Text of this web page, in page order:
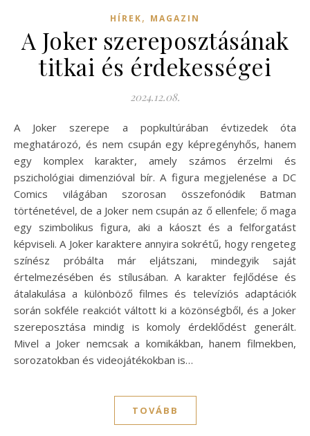
HÍREK, MAGAZIN
A Joker szereposztásának
titkai és érdekességei
2024.12.08.
A Joker szerepe a popkultúrában évtizedek óta
meghatározó, és nem csupán egy képregényhős, hanem
egy komplex karakter, amely számos érzelmi és
pszichológiai dimenzióval bír. A figura megjelenése a DC
Comics világában szorosan összefonódik Batman
történetével, de a Joker nem csupán az ő ellenfele; ő maga
egy szimbolikus figura, aki a káoszt és a felforgatást
képviseli. A Joker karaktere annyira sokrétű, hogy rengeteg
színész próbálta már eljátszani, mindegyik saját
értelmezésében és stílusában. A karakter fejlődése és
átalakulása a különböző filmes és televíziós adaptációk
során sokféle reakciót váltott ki a közönségből, és a Joker
szereposztása mindig is komoly érdeklődést generált.
Mivel a Joker nemcsak a komikákban, hanem filmekben,
sorozatokban és videojátékokban is…
TOVÁBB